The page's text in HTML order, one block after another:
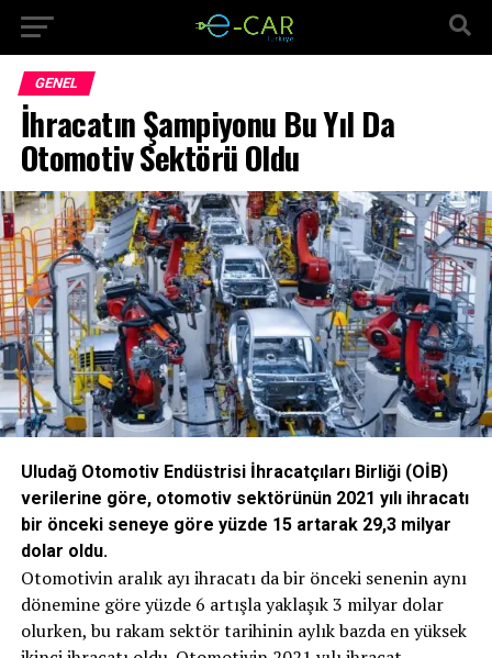
GENEL
İhracatın Şampiyonu Bu Yıl Da
Otomotiv Sektörü Oldu
Uludağ Otomotiv Endüstrisi İhracatçıları Birliği (OİB)
verilerine göre, otomotiv sektörünün 2021 yılı ihracatı
bir önceki seneye göre yüzde 15 artarak 29,3 milyar
dolar oldu.
Otomotivin aralık ayı ihracatı da bir önceki senenin aynı
dönemine göre yüzde 6 artışla yaklaşık 3 milyar dolar
olurken, bu rakam sektör tarihinin aylık bazda en yüksek